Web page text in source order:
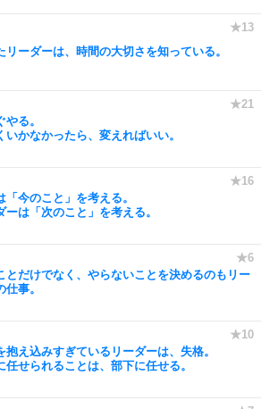
リーダーは、時間の大切さを知っている。
やる。
いかなかったら、変えればいい。
「今のこと」を考える。
ーは「次のこと」を考える。
とだけでなく、やらないことを決めるのもリー
仕事。
抱え込みすぎているリーダーは、失格。
任せられることは、部下に任せる。